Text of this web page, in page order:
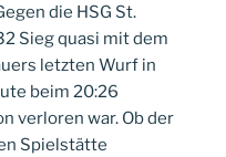
die HSG St.
Sieg quasi mit dem
letzten Wurf in
beim 20:26
verloren war. Ob der
Spielstätte